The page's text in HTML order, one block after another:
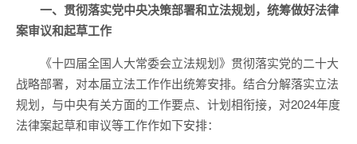
一、贯彻落实党中央决策部署和立法规划，统筹做好法律
案审议和起草工作
《十四届全国人大常委会立法规划》贯彻落实党的二十大
战略部署，对本届立法工作作出统筹安排。结合分解落实立法
规划，与中央有关方面的工作要点、计划相衔接，对2024年度
法律案起草和审议等工作作如下安排：